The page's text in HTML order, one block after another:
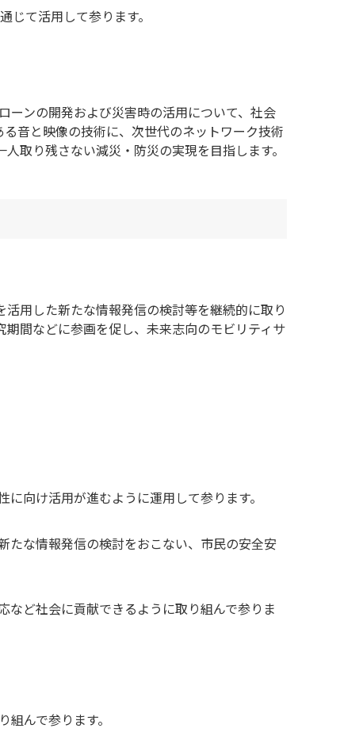
て活用して参ります。
ーンの開発および災害時の活用について、社会
音と映像の技術に、次世代のネットワーク技術
取り残さない減災・防災の実現を目指します。
用した新たな情報発信の検討等を継続的に取り
間などに参画を促し、未来志向のモビリティサ
向け活用が進むように運用して参ります。
たな情報発信の検討をおこない、市民の安全安
ど社会に貢献できるように取り組んで参りま
んで参ります。